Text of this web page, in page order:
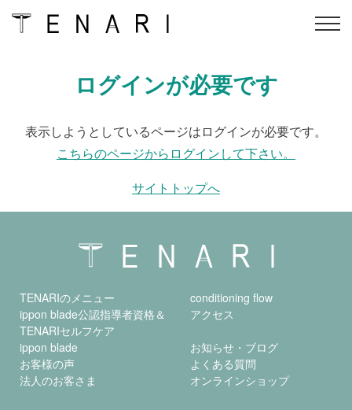
TENARIのメニュー conditioning flow
格＆TENARIセルフケア
インストラクター オンラインショップ
会社概要 よくある質問
会員ログイン 予約
ログインが必要です
表示しようとしているページはログインが必要です。
こちらのページからログインして下さい。
サイトトップへ
TENARIのメニュー
conditioning flow
ippon blade公認指導者資格＆
TENARIセルフケア
アクセス
ippon blade
お知らせ・ブログ
お客様の声
よくある質問
法人のお客さま
オンラインショップ